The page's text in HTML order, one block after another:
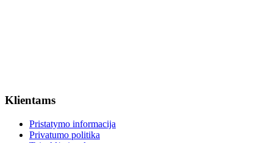
Klientams
Pristatymo informacija
Privatumo politika